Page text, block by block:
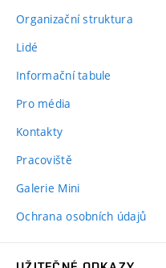
Organizační struktura
Lidé
Informační tabule
Pro média
Kontakty
Pracoviště
Galerie Mini
Ochrana osobních údajů